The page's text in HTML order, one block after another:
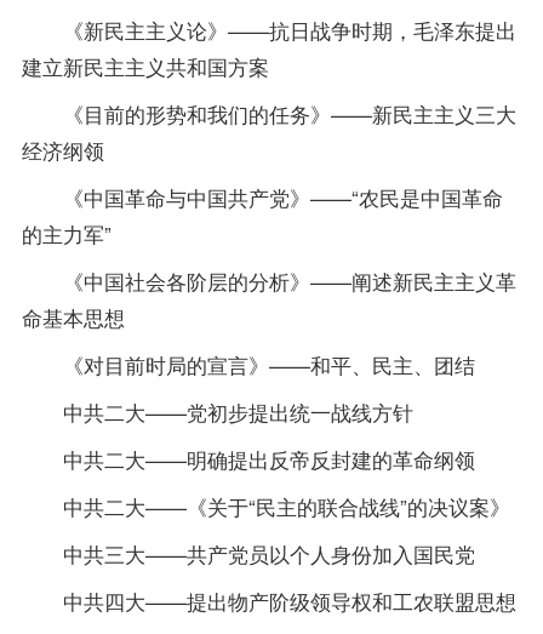
《新民主主义论》——抗日战争时期，毛泽东提出
建立新民主主义共和国方案
《目前的形势和我们的任务》——新民主主义三大
经济纲领
《中国革命与中国共产党》——“农民是中国革命
的主力军”
《中国社会各阶层的分析》——阐述新民主主义革
命基本思想
《对目前时局的宣言》——和平、民主、团结
中共二大——党初步提出统一战线方针
中共二大——明确提出反帝反封建的革命纲领
中共二大——《关于“民主的联合战线”的决议案》
中共三大——共产党员以个人身份加入国民党
中共四大——提出物产阶级领导权和工农联盟思想